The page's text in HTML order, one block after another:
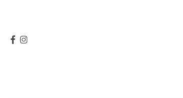
mainFACEBOOK
INSTAGRAM